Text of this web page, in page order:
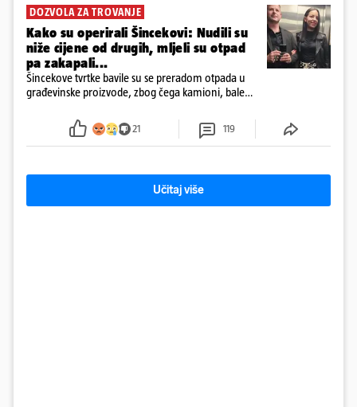
DOZVOLA ZA TROVANJE
Kako su operirali Šincekovi: Nudili su
niže cijene od drugih, mljeli su otpad
pa zakapali...
Šincekove tvrtke bavile su se preradom otpada u
građevinske proizvode, zbog čega kamioni, bale
21 119
Učitaj više